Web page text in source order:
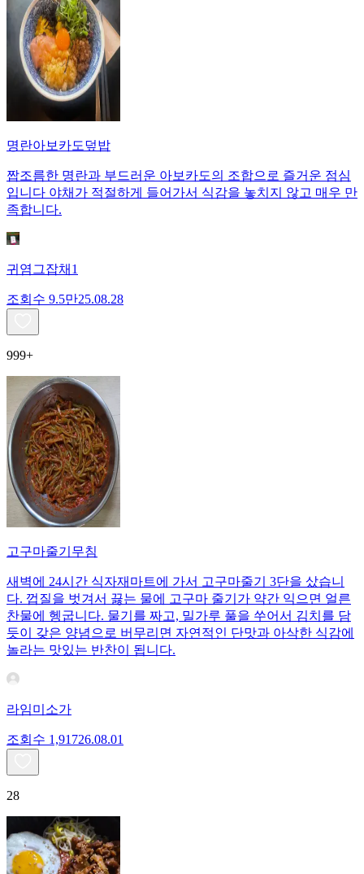
명란아보카도덮밥
짭조름한 명란과 부드러운 아보카도의 조합으로 즐거운 점심
입니다 야채가 적절하게 들어가서 식감을 놓치지 않고 매우 만
족합니다.
귀염그잡채1
조회수 9.5만25.08.28
999+
고구마줄기무침
새벽에 24시간 식자재마트에 가서 고구마줄기 3단을 샀습니
다. 껍질을 벗겨서 끓는 물에 고구마 줄기가 약간 익으면 얼른
찬물에 헹굽니다. 물기를 짜고, 밀가루 풀을 쑤어서 김치를 담
듯이 갖은 양념으로 버무리면 자연적인 단맛과 아삭한 식감에
놀라는 맛있는 반찬이 됩니다.
라임미소가
조회수 1,91726.08.01
28